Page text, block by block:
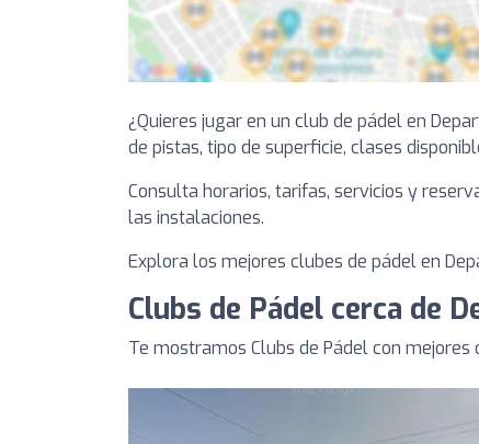
¿Quieres jugar en un club de pádel en
de pistas, tipo de superficie, clases
Consulta horarios, tarifas, servicios y
las instalaciones.
Explora los mejores clubes de pádel en
Clubs de Pádel cerca de
Te mostramos Clubs de Pádel con